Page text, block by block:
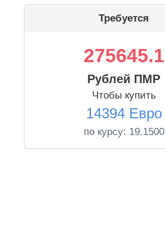
Требуется
275645.1
Рублей ПМР
Чтобы купить
14394 Евро
по курсу: 19.1500